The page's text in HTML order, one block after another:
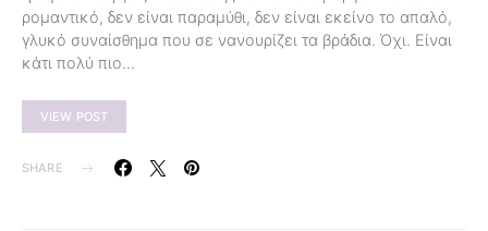
ρομαντικό, δεν είναι παραμύθι, δεν είναι εκείνο το απαλό,
γλυκό συναίσθημα που σε νανουρίζει τα βράδια. Όχι. Είναι
κάτι πολύ πιο…
VIEW POST
SHARE